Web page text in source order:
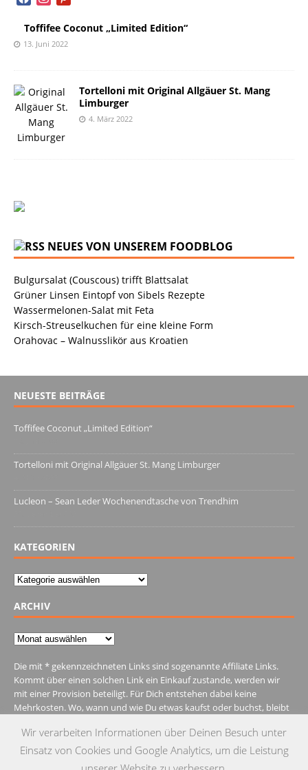
Toffifee Coconut „Limited Edition“
13. Juni 2022
Tortelloni mit Original Allgäuer St. Mang
Limburger
4. März 2022
NEUES VON UNSEREM FOODBLOG
Bulgursalat (Couscous) trifft Blattsalat
Grüner Linsen Eintopf von Sibels Rezepte
Wassermelonen-Salat mit Feta
Kirsch-Streuselkuchen für eine kleine Form
Orahovac – Walnusslikör aus Kroatien
NEUESTE BEITRÄGE
Toffifee Coconut „Limited Edition“
Tortelloni mit Original Allgäuer St. Mang Limburger
Lucleon – Sean Leder Wochenendtasche von Trendhim
KATEGORIEN
Kategorien
ARCHIV
Archiv
Die mit * gekennzeichneten Links sind sogenannte Affiliate Links.
Kommt über einen solchen Link ein Einkauf zustande, werden wir
mit einer Provision beteiligt. Für Dich entstehen dabei keine
Mehrkosten. Wo, wann und wie Du etwas kaufst oder buchst, bleibt
Wir verarbeiten Informationen über Deinen Besuch unter
Einsatz von Cookies und Google Analytics, um die Leistung